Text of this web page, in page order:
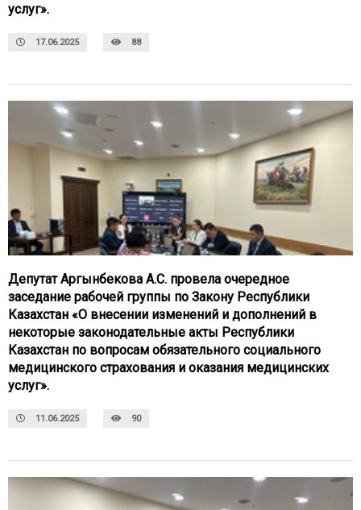
услуг».
17.06.2025 88
Депутат Аргынбекова А.С. провела очередное
заседание рабочей группы по Закону Республики
Казахстан «О внесении изменений и дополнений в
некоторые законодательные акты Республики
Казахстан по вопросам обязательного социального
медицинского страхования и оказания медицинских
услуг».
11.06.2025 90